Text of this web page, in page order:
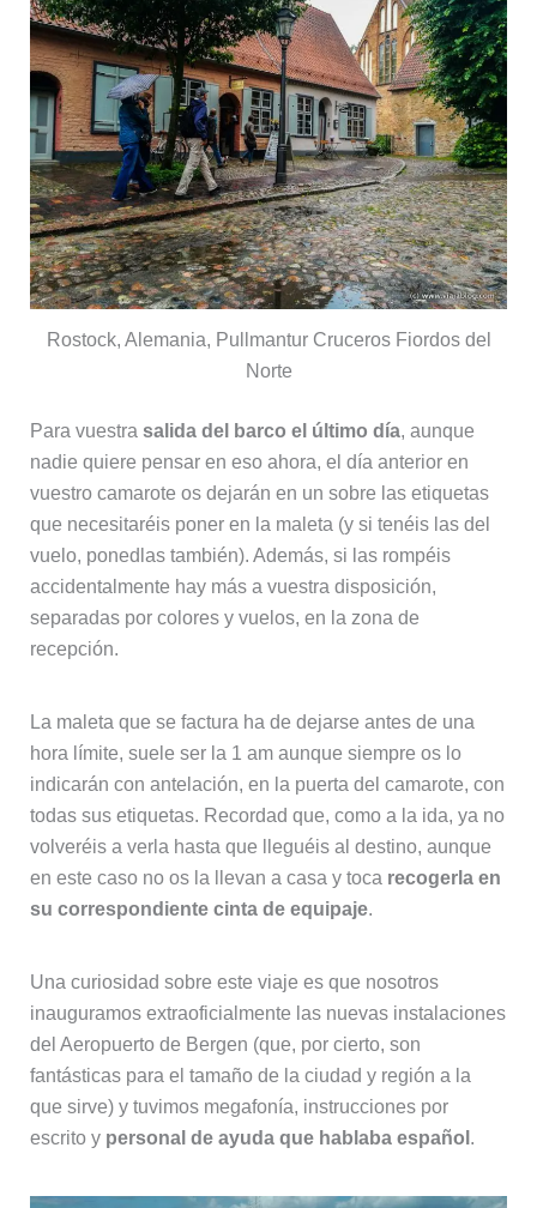
Rostock, Alemania, Pullmantur Cruceros Fiordos del
Norte
Para vuestra salida del barco el último día, aunque
nadie quiere pensar en eso ahora, el día anterior en
vuestro camarote os dejarán en un sobre las etiquetas
que necesitaréis poner en la maleta (y si tenéis las del
vuelo, ponedlas también). Además, si las rompéis
accidentalmente hay más a vuestra disposición,
separadas por colores y vuelos, en la zona de
recepción.
La maleta que se factura ha de dejarse antes de una
hora límite, suele ser la 1 am aunque siempre os lo
indicarán con antelación, en la puerta del camarote, con
todas sus etiquetas. Recordad que, como a la ida, ya no
volveréis a verla hasta que lleguéis al destino, aunque
en este caso no os la llevan a casa y toca recogerla en
su correspondiente cinta de equipaje.
Una curiosidad sobre este viaje es que nosotros
inauguramos extraoficialmente las nuevas instalaciones
del Aeropuerto de Bergen (que, por cierto, son
fantásticas para el tamaño de la ciudad y región a la
que sirve) y tuvimos megafonía, instrucciones por
escrito y personal de ayuda que hablaba español .